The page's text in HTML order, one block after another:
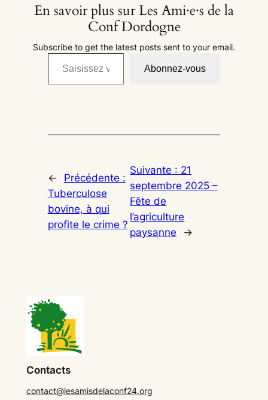
En savoir plus sur Les Ami·e·s de la
Conf Dordogne
Subscribe to get the latest posts sent to your email.
Saisissez votre adresse e-mail…
Abonnez-vous
←
Précédente :
Tuberculose
bovine, à qui
profite le crime ?
Suivante : 21
septembre 2025 –
Fête de
l’agriculture
paysanne
→
Contacts
contact@lesamisdelaconf24.org